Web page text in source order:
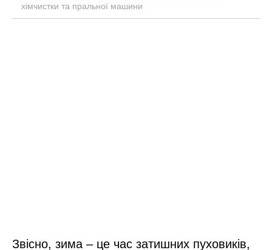
хімчистки та пральної машини
Звісно, зима – це час затишних пуховиків,